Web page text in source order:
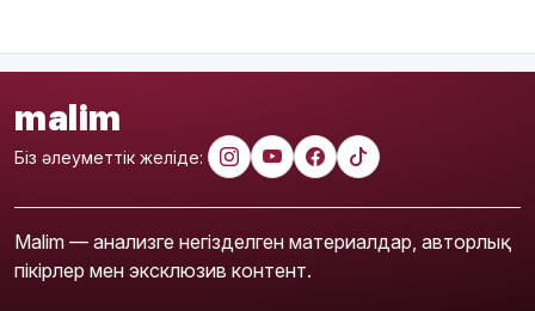
malim
Біз әлеуметтік желіде:
Malim — анализге негізделген материалдар, авторлық
пікірлер мен эксклюзив контент.